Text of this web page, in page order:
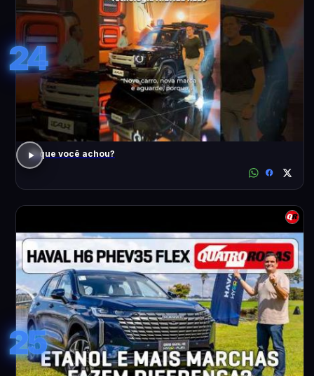
24
O que você achou?
25